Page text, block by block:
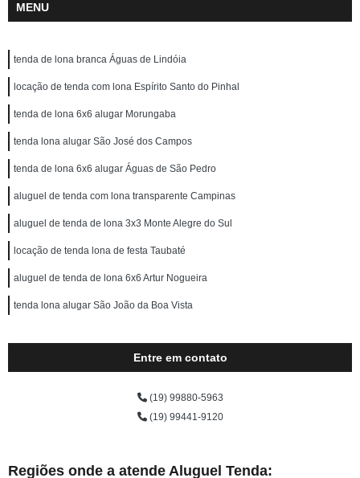
MENU
tenda de lona branca Águas de Lindóia
locação de tenda com lona Espírito Santo do Pinhal
tenda de lona 6x6 alugar Morungaba
tenda lona alugar São José dos Campos
tenda de lona 6x6 alugar Águas de São Pedro
aluguel de tenda com lona transparente Campinas
aluguel de tenda de lona 3x3 Monte Alegre do Sul
locação de tenda lona de festa Taubaté
aluguel de tenda de lona 6x6 Artur Nogueira
tenda lona alugar São João da Boa Vista
Entre em contato
(19) 99880-5963
(19) 99441-9120
Regiões onde a atende Aluguel Tenda: